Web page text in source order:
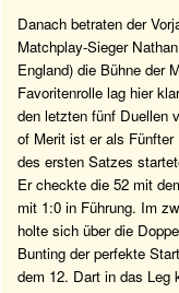
Danach betraten der
Matchplay-Sieger
England) die Bühne der
Favoritenrolle lag hier
den letzten fünf Duellen
of Merit ist er als
des ersten Satzes
Er checkte die 52 mit
mit 1:0 in Führung. Im
holte sich über die
Bunting der perfekte
dem 12. Dart in das Leg